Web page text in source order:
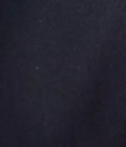
возврат